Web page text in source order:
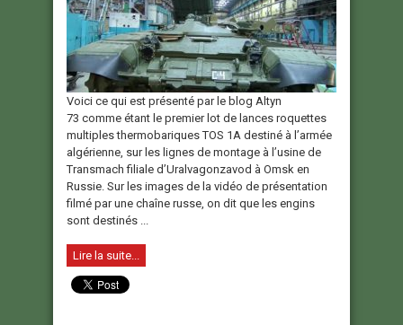
Voici ce qui est présenté par le blog Altyn
73 comme étant le premier lot de lances roquettes
multiples thermobariques TOS 1A destiné à l’armée
algérienne, sur les lignes de montage à l’usine de
Transmach filiale d’Uralvagonzavod à Omsk en
Russie. Sur les images de la vidéo de présentation
filmé par une chaîne russe, on dit que les engins
sont destinés ...
Lire la suite...